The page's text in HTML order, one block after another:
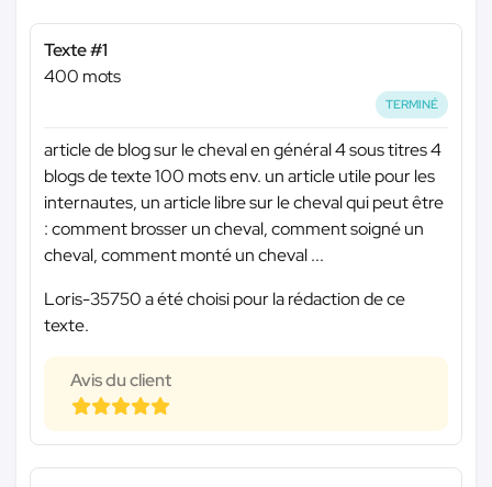
Texte #1
400 mots
TERMINÉ
article de blog sur le cheval en général 4 sous titres 4
blogs de texte 100 mots env. un article utile pour les
internautes, un article libre sur le cheval qui peut être
: comment brosser un cheval, comment soigné un
cheval, comment monté un cheval ...
Loris-35750 a été choisi pour la rédaction de ce
texte.
Avis du client